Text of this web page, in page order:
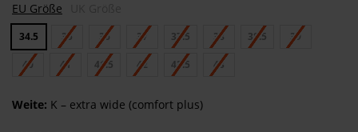
O
R
D
O
B
A
EU Größe
34.5 35 36 37 37.5 38 38.5 39
40 41 41.5 42 42.5 43
Weite: K – extra wide (comfort plus)